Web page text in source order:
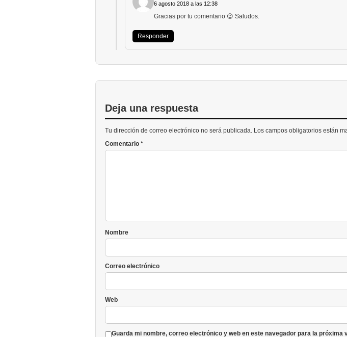
6 agosto 2018 a las 12:38
Gracias por tu comentario 😉 Saludos.
Responder
Deja una respuesta
Tu dirección de correo electrónico no será publicada. Los campos obligatorios están
Comentario *
Nombre
Correo electrónico
Web
Guarda mi nombre, correo electrónico y web en este navegador para la próxima